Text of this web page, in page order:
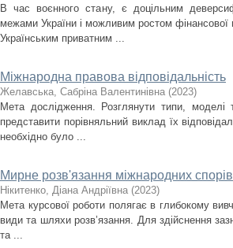
В час воєнного стану, є доцільним
межами України і можливим ростом фінансової
Українським приватним ...
Міжнародна правова відповідальність
Желавська, Сабріна Валентинівна (2023)
Мета дослідження. Розглянути типи, моделі
представити порівняльний виклад їх
необхідно було ...
Мирне розв'язання міжнародних спорів
Нікитенко, Діана Андріївна (2023)
Мета курсової роботи полягає в глибокому
види та шляхи розв’язання. Для здійснення
та ...